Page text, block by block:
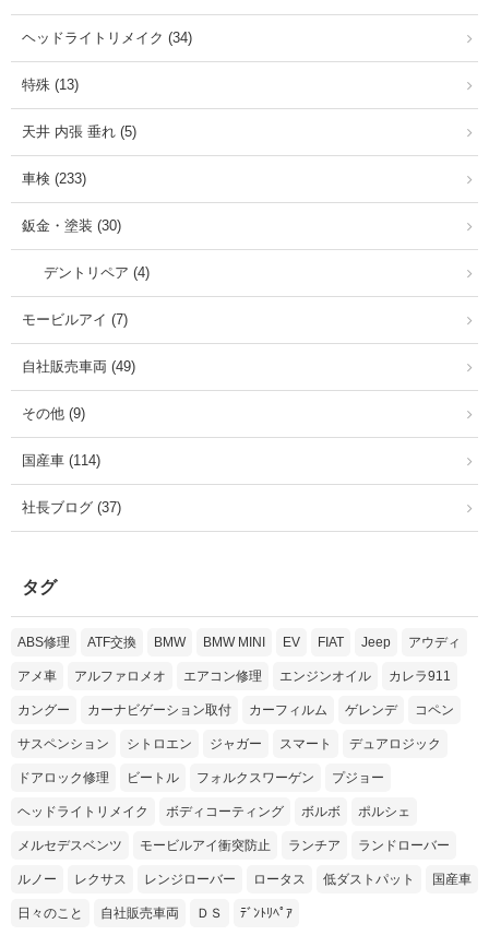
ヘッドライトリメイク (34)
特殊 (13)
天井 内張 垂れ (5)
車検 (233)
鈑金・塗装 (30)
デントリペア (4)
モービルアイ (7)
自社販売車両 (49)
その他 (9)
国産車 (114)
社長ブログ (37)
タグ
ABS修理 ATF交換 BMW BMW MINI EV FIAT Jeep アウディ
アメ車 アルファロメオ エアコン修理 エンジンオイル カレラ911
カングー カーナビゲーション取付 カーフィルム ゲレンデ コペン
サスペンション シトロエン ジャガー スマート デュアロジック
ドアロック修理 ビートル フォルクスワーゲン プジョー
ヘッドライトリメイク ボディコーティング ボルボ ポルシェ
メルセデスベンツ モービルアイ衝突防止 ランチア ランドローバー
ルノー レクサス レンジローバー ロータス 低ダストパット 国産車
日々のこと 自社販売車両 ＤＳ ﾃﾞﾝﾄﾘﾍﾟｱ